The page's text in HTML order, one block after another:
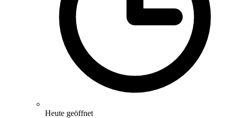
Heute geöffnet